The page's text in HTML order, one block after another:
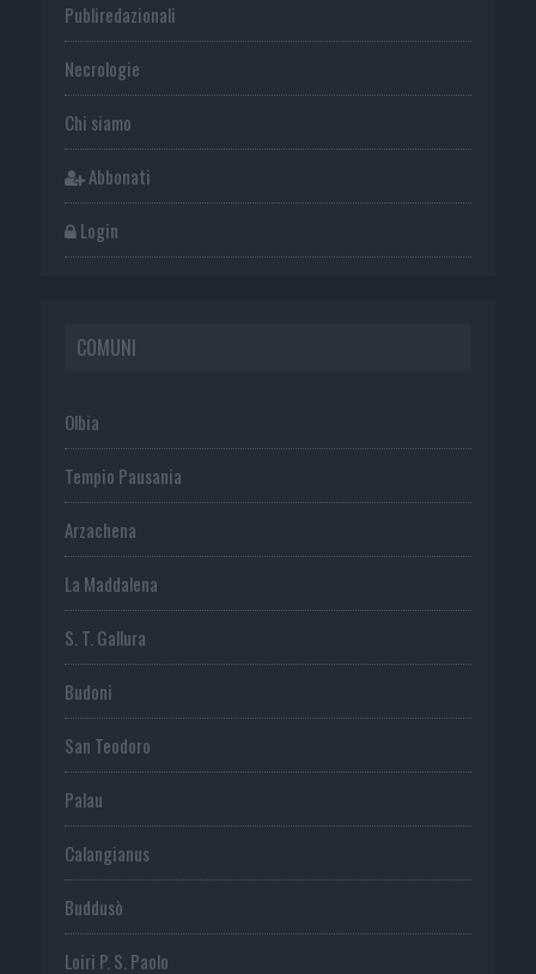
Publiredazionali
Necrologie
Chi siamo
Abbonati
Login
COMUNI
Olbia
Tempio Pausania
Arzachena
La Maddalena
S. T. Gallura
Budoni
San Teodoro
Palau
Calangianus
Buddusò
Loiri P. S. Paolo